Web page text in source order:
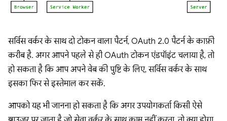
सर्विस वर्कर के साथ दो टोकन वाला पैटर्न, OAuth 2.0 पैटर्न के काफ़ी
करीब है. अगर आपने पहले से ही OAuth टोकन एंडपॉइंट चलाया है, तो
हो सकता है कि आप अपने वेब की पुष्टि के लिए, सर्विस वर्कर के साथ
इसका फिर से इस्तेमाल कर सकें.
आपको यह भी जानना हो सकता है कि अगर उपयोगकर्ता किसी ऐसे